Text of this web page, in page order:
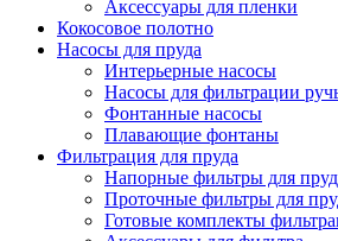
Аксессуары для пленки
Кокосовое полотно
Насосы для пруда
Интерьерные насосы
Насосы для фильтрации
Фонтанные насосы
Плавающие фонтаны
Фильтрация для пруда
Напорные фильтры для
Проточные фильтры для
Готовые комплекты